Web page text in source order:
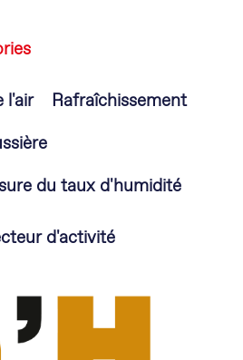
l'air
Rafraîchissement
du taux d'humidité
d'activité